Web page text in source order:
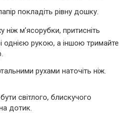
покладіть рівну дошку.
ніж м’ясорубки, притисніть
однією рукою, а іншою тримайте
рухами наточіть ніж.
світлого, блискучого
дотик.